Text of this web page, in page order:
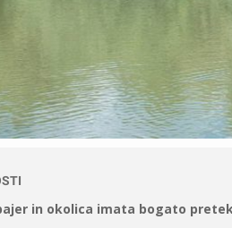
in okolica imata bogato